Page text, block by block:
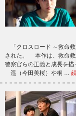
「クロスロード ～救命
された。 本作は、救命救
警察官らの正義と成長を描
遥（今田美桜）や桐 …